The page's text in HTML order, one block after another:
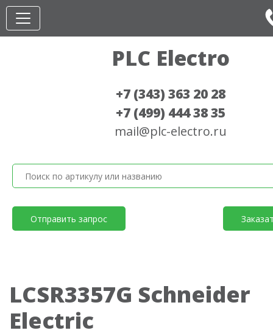
PLC Electro
+7 (343) 363 20 28
+7 (499) 444 38 35
mail@plc-electro.ru
Отправить запрос
LCSR3357G Schneider
Electric